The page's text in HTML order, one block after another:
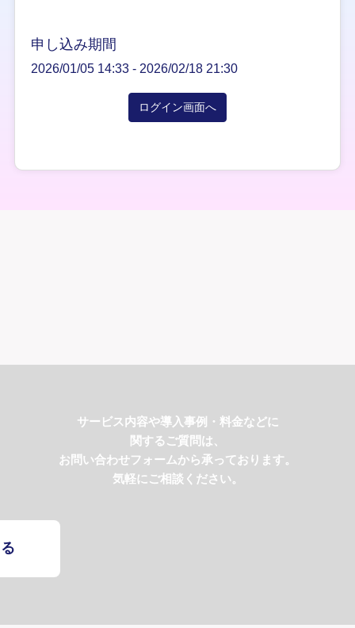
申し込み期間
2026/01/05 14:33 - 2026/02/18 21:30
ログイン画面へ
サービス内容や導入事例・料金などに
関するご質問は、
お問い合わせフォームから承っております。
気軽にご相談ください。